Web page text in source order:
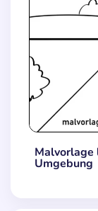
Malvorlage
Umgebung